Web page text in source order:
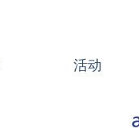
活动